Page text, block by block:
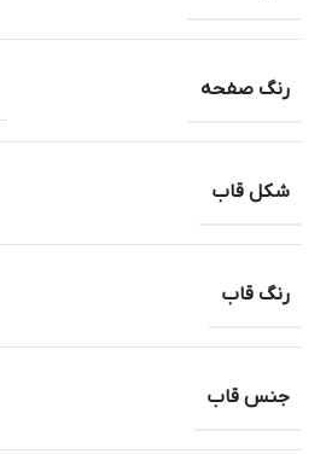
رنگ صفحه
شکل قاب
رنگ قاب
جنس قاب